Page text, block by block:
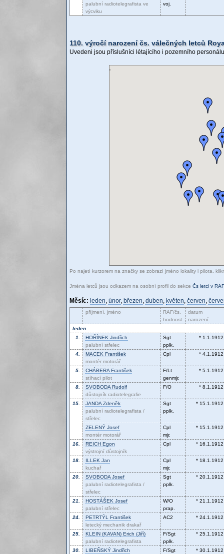
palubní radiotelegrafista ve
výcviku
voj.
110. výročí narození čs. válečných letců
Uvedeni jsou příslušníci létajícího i pozemního
Po najetí kurzorem na značky se zobrazí jméno lokality i pilota,
Jména letců jsou odkazem na osobní profil do sekce Čs letci v RAF
Měsíc: leden únor, březen duben květen červen
příjmení, jméno
RAF/čs.
hodnost
datum
narození
leden
1.
HOŘÍNEK Jindřich
palubní střelec
Sgt
pplk.
* 1.1.1912
4. MACEK František
montér motorář
Cpl * 4.1.1912
5. CHÁBERA František
stíhací pilot
F/Lt
genmjr.
* 5.1.1912
8. SVOBODA Rudolf
důstojník radiotelegrafie
F/O * 8.1.1912
15. JANDA Zdeněk
palubní radiotelegrafista /
střelec
Sgt
pplk.
* 15.1.1912
ZELENÝ Josef
montér motorář
Cpl
mjr.
* 15.1.1912
16. REICH Egon
výstrojní důstojník
Cpl * 16.1.1912
18. ILLEK Jan
kuchař
Cpl
mjr.
* 18.1.1912
20. SVOBODA Josef
palubní radiotelegrafista /
střelec
Sgt
pplk.
* 20.1.1912
21. HOSTÁŠEK Josef
palubní střelec
W/O
prap.
* 21.1.1912
24. PETRTÝL
František
letecký mechanik drakař
AC2 * 24.1.1912
25. KLEIN (KAVAN) Erich (Jiří)
palubní radiotelegrafista
F/Sgt
pplk.
* 25.1.1912
30. LIBEŇSKÝ Jindřich
F/Sgt * 30.1.1912